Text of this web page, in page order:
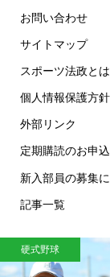
お問い合わせ
サイトマップ
スポーツ法政とは
個人情報保護方針
外部リンク
定期購読のお申
新入部員の募集
記事一覧
硬式野球